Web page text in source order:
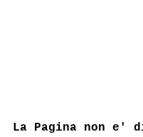
La Pagina non e'